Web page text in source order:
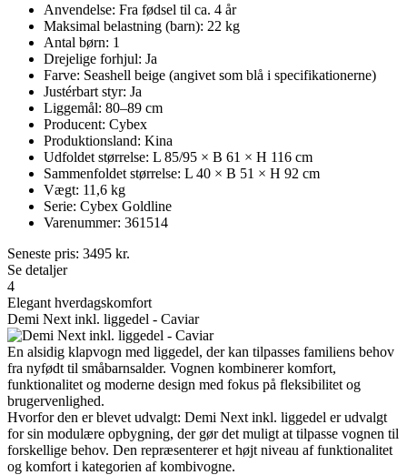
Anvendelse: Fra fødsel til ca. 4 år
Maksimal belastning (barn): 22 kg
Antal børn: 1
Drejelige forhjul: Ja
Farve: Seashell beige (angivet som blå i specifikationerne)
Justérbart styr: Ja
Liggemål: 80–89 cm
Producent: Cybex
Produktionsland: Kina
Udfoldet størrelse: L 85/95 × B 61 × H 116 cm
Sammenfoldet størrelse: L 40 × B 51 × H 92 cm
Vægt: 11,6 kg
Serie: Cybex Goldline
Varenummer: 361514
Seneste pris: 3495 kr.
Se detaljer
4
Elegant hverdagskomfort
Demi Next inkl. liggedel - Caviar
En alsidig klapvogn med liggedel, der kan tilpasses familiens behov
fra nyfødt til småbarnsalder. Vognen kombinerer komfort,
funktionalitet og moderne design med fokus på fleksibilitet og
brugervenlighed.
Hvorfor den er blevet udvalgt: Demi Next inkl. liggedel er udvalgt
for sin modulære opbygning, der gør det muligt at tilpasse vognen til
forskellige behov. Den repræsenterer et højt niveau af funktionalitet
og komfort i kategorien af kombivogne.